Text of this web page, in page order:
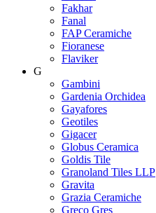
Fakhar
Fanal
FAP Ceramiche
Fioranese
Flaviker
G
Gambini
Gardenia Orchidea
Gayafores
Geotiles
Gigacer
Globus Ceramica
Goldis Tile
Granoland Tiles LLP
Gravita
Grazia Ceramiche
Greco Gres